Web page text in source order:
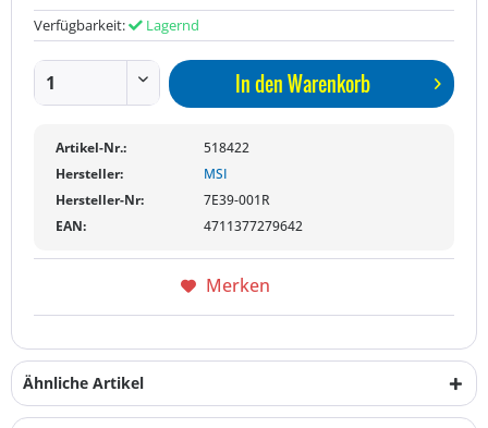
Verfügbarkeit:
Lagernd
In denWarenkorb
Artikel-Nr.:
518422
Hersteller:
MSI
Hersteller-Nr:
7E39-001R
EAN:
4711377279642
Merken
Ähnliche Artikel